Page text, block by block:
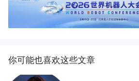
你可能也喜欢这些文章